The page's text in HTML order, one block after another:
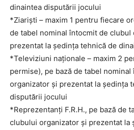
dinaintea disputării jocului
*Ziariști – maxim 1 pentru fiecare
de tabel nominal întocmit de clubul
prezentat la ședința tehnică de
*Televiziuni naționale – maxim 2
permise), pe bază de tabel
organizator și prezentat la ședința
disputării jocului
*Reprezentanți F.R.H., pe bază de
clubului organizator și prezentat la